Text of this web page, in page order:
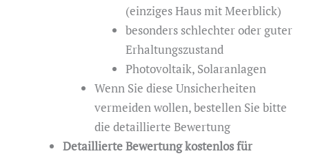
(einziges Haus mit Meerblick)
besonders schlechter oder guter
Erhaltungszustand
Photovoltaik, Solaranlagen
Wenn Sie diese Unsicherheiten
vermeiden wollen, bestellen Sie bitte
die detaillierte Bewertung
Detaillierte Bewertung kostenlos für